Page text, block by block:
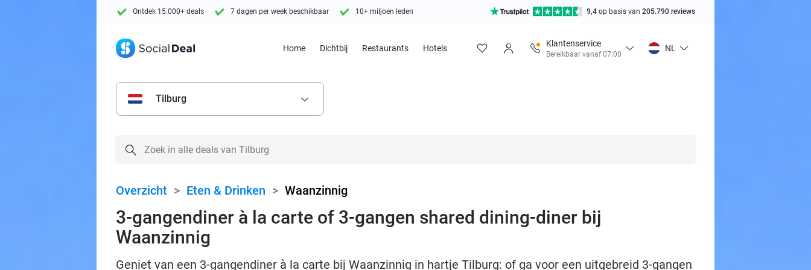
Ontdek 15.000+ deals 7 dagen per week beschikbaar 10+ miljoen leden 9,4 op basis van 205.790 reviews
Home Dichtbij Restaurants Hotels
Klantenservice
Bereikbaar vanaf 07:00
NL
Tilburg keyboard_arrow_down
Overzicht > Eten & Drinken > Waanzinnig
3-gangendiner à la carte of 3-gangen shared dining-diner bij
Waanzinnig
Geniet van een 3-gangendiner à la carte bij Waanzinnig in hartje Tilburg: of ga voor een uitgebreid 3-gangen